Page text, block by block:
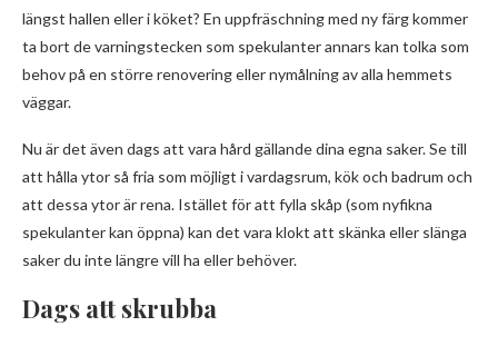
längst hallen eller i köket? En uppfräschning med ny färg kommer
ta bort de varningstecken som spekulanter annars kan tolka som
behov på en större renovering eller nymålning av alla hemmets
väggar.
Nu är det även dags att vara hård gällande dina egna saker. Se till
att hålla ytor så fria som möjligt i vardagsrum, kök och badrum och
att dessa ytor är rena. Istället för att fylla skåp (som nyfikna
spekulanter kan öppna) kan det vara klokt att skänka eller slänga
saker du inte längre vill ha eller behöver.
Dags att skrubba